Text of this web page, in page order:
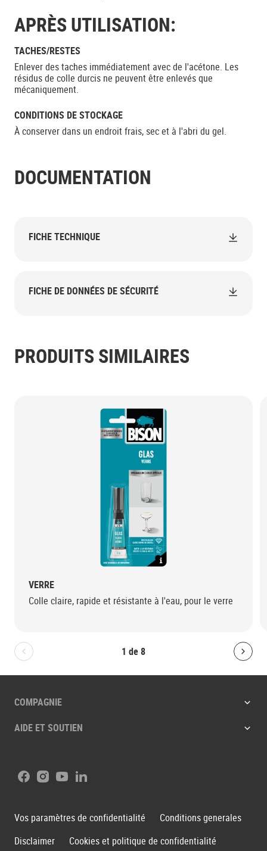
APRÈS UTILISATION:
TACHES/RESTES
Enlever des taches immédiatement avec de l'acétone. Les
résidus de colle durcis ne peuvent être enlevés que
mécaniquement.
CONDITIONS DE STOCKAGE
À conserver dans un endroit frais, sec et à l'abri du gel.
DOCUMENTATION
FICHE TECHNIQUE
FICHE DE DONNÉES DE SÉCURITÉ
PRODUITS SIMILAIRES
1 de8
Bolton.General.PreviousSlide
VERRE
Colle claire, rapide et résistante à l'eau, pour le verre
COMPAGNIE
AIDE ET SOUTIEN
Facebook
Instagram
YoutubeLinkedIn
Vos paramètres de confidentialité
Conditions generales
Disclaimer
Cookies et politique de confidentialité